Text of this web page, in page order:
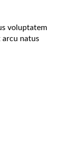
voluptatem
arcu natus